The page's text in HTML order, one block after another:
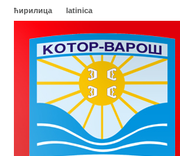
ћирилица latinica